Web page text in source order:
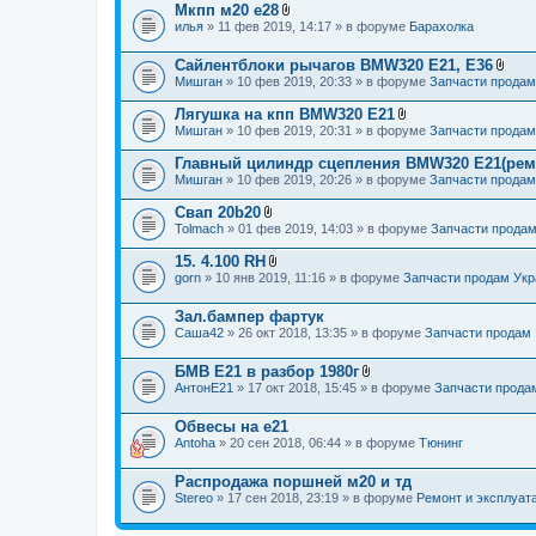
Мкпп м20 е28
В
л
о
ж
е
и
я
илья » 11 фев 2019, 14:17 » в форуме Барахолка
Сайлентблоки рычагов BMW320 E21, Е36
В
о
е
н
и
я
Мишган » 10 фев 2019, 20:33 » в форуме Запчасти продам
Лягушка на кпп BMW320 E21
В
о
ж
е
н
я
Мишган » 10 фев 2019, 20:31 » в форуме Запчасти продам
Главный цилиндр сцепления BMW320
Мишган » 10 фев 2019, 20:26 » в форуме Запчасти продам
Свап 20b20
В
о
ж
е
и
я
Tolmach » 01 фев 2019, 14:03 » в форуме Запчасти продам
15. 4.100 RH
В
о
ж
е
и
я
gorn » 10 янв 2019, 11:16 » в форуме Запчасти продам
Зал.бампер фартук
Саша42 » 26 окт 2018, 13:35 » в форуме Запчасти продам
БМВ Е21 в разбор 1980г
В
о
е
и
я
АнтонЕ21 » 17 окт 2018, 15:45 » в форуме Запчасти
Обвесы на е21
Antoha » 20 сен 2018, 06:44 » в форуме Тюнинг
Распродажа поршней м20 и тд
Stereo » 17 сен 2018, 23:19 » в форуме Ремонт и